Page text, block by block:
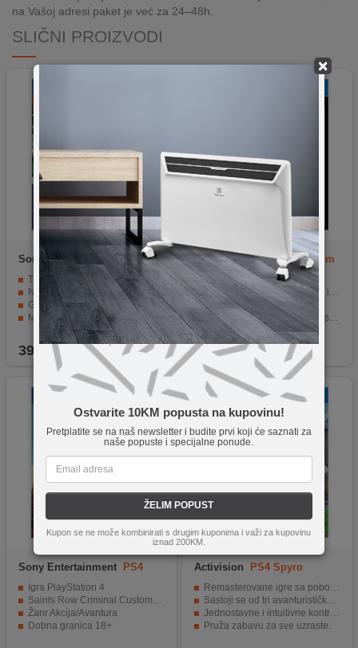
×
Ostvarite 10KM popusta na kupovinu!
Pretplatite se na naš newsletter i budite prvi koji će saznati za
naše popuste i specijalne ponude.
ŽELIM POPUST
Kupon se ne može kombinirati s drugim kuponima i važi za kupovinu
iznad 200KM.
na Vašoj adresi paket je već za 24–48h.
SLIČNI PROIZVODI
Sony Entertainment
PS4
Uncharted: The Nathan Drake
Tri igre u jednom paketu.
Napeta priča i avantura.
Grafika koja oduzima dah.
Multiplayer opcija za natjecanje s prijateljima.
Primjerena igračima starijim od 16 godina.
39,90KM
Take 2 PS4 GTA V Premium
Edition
Igra za platformu PS4.
Premium izdanje popularne igre.
Mnogo misija i zadataka.
Online mod za povezivanje s drugim igračima.
Bonus sadržaji uključujući avanture i oružje.
46,90KM
Sony Entertainment
PS4
Igra PlayStation 4
Saints Row Criminal Customs Edition
Žanr Akcija/Avantura
Dobna granica 18+
Activision
PS4 Spyro
Remasterovane igre sa poboljšanom grafikom.
Sastoji se od tri avanturističke igre.
Jednostavne i intuitivne kontrole igre.
Pruža zabavu za sve uzraste.